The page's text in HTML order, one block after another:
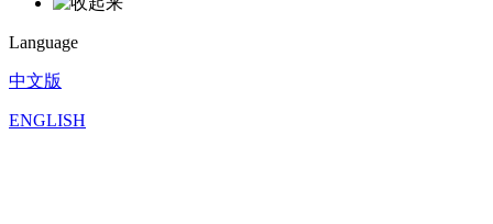
Language
中文版
ENGLISH